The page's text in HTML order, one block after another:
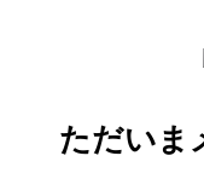
ただいま